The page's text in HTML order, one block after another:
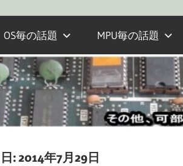
OS毎の話題 MPU毎の話題
日:2014年7月29日